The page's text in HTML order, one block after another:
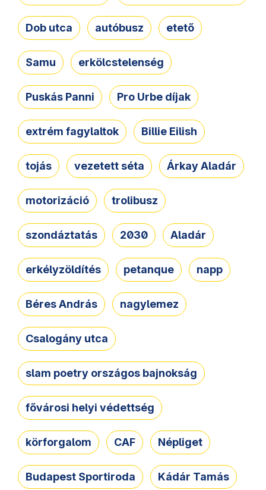
Dob utca autóbusz etető
Samu erkölcstelenség
Puskás Panni Pro Urbe díjak
extrém fagylaltok Billie Eilish
tojás vezetett séta Árkay Aladár
motorizáció trolibusz
szondáztatás 2030 Aladár
erkélyzöldítés petanque napp
Béres András nagylemez
Csalogány utca
slam poetry országos bajnokság
fővárosi helyi védettség
körforgalom CAF Népliget
Budapest Sportiroda Kádár Tamás